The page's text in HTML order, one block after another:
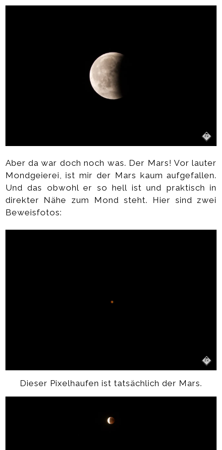
Aber da war doch noch was. Der Mars! Vor lauter
Mondgeierei, ist mir der Mars kaum aufgefallen.
Und das obwohl er so hell ist und praktisch in
direkter Nähe zum Mond steht. Hier sind zwei
Beweisfotos:
Dieser Pixelhaufen ist tatsächlich der Mars.